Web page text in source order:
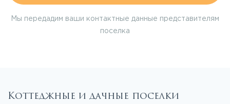
Мы передадим ваши контактные данные представителям
поселка
Коттеджные и дачные поселки